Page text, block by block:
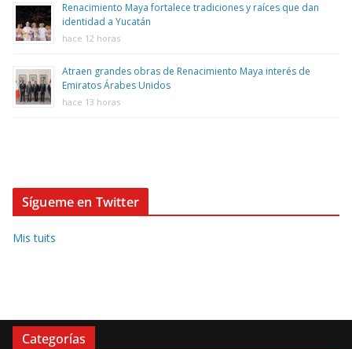
Renacimiento Maya fortalece tradiciones y raíces que dan
identidad a Yucatán
hace 12 horas
Atraen grandes obras de Renacimiento Maya interés de
Emiratos Árabes Unidos
hace 13 horas
Sígueme en Twitter
Mis tuits
Categorías